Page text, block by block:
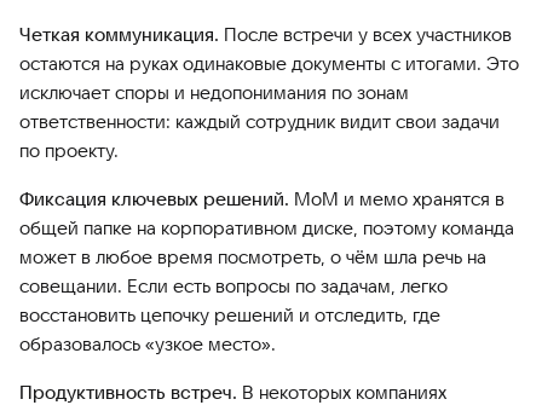
Четкая коммуникация. После встречи у всех участников
остаются на руках одинаковые документы с итогами. Это
исключает споры и недопонимания по зонам
ответственности: каждый сотрудник видит свои задачи
по проекту.
Фиксация ключевых решений. MoM и мемо хранятся в
общей папке на корпоративном диске, поэтому команда
может в любое время посмотреть, о чём шла речь на
совещании. Если есть вопросы по задачам, легко
восстановить цепочку решений и отследить, где
образовалось «узкое место».
Продуктивность встреч. В некоторых компаниях